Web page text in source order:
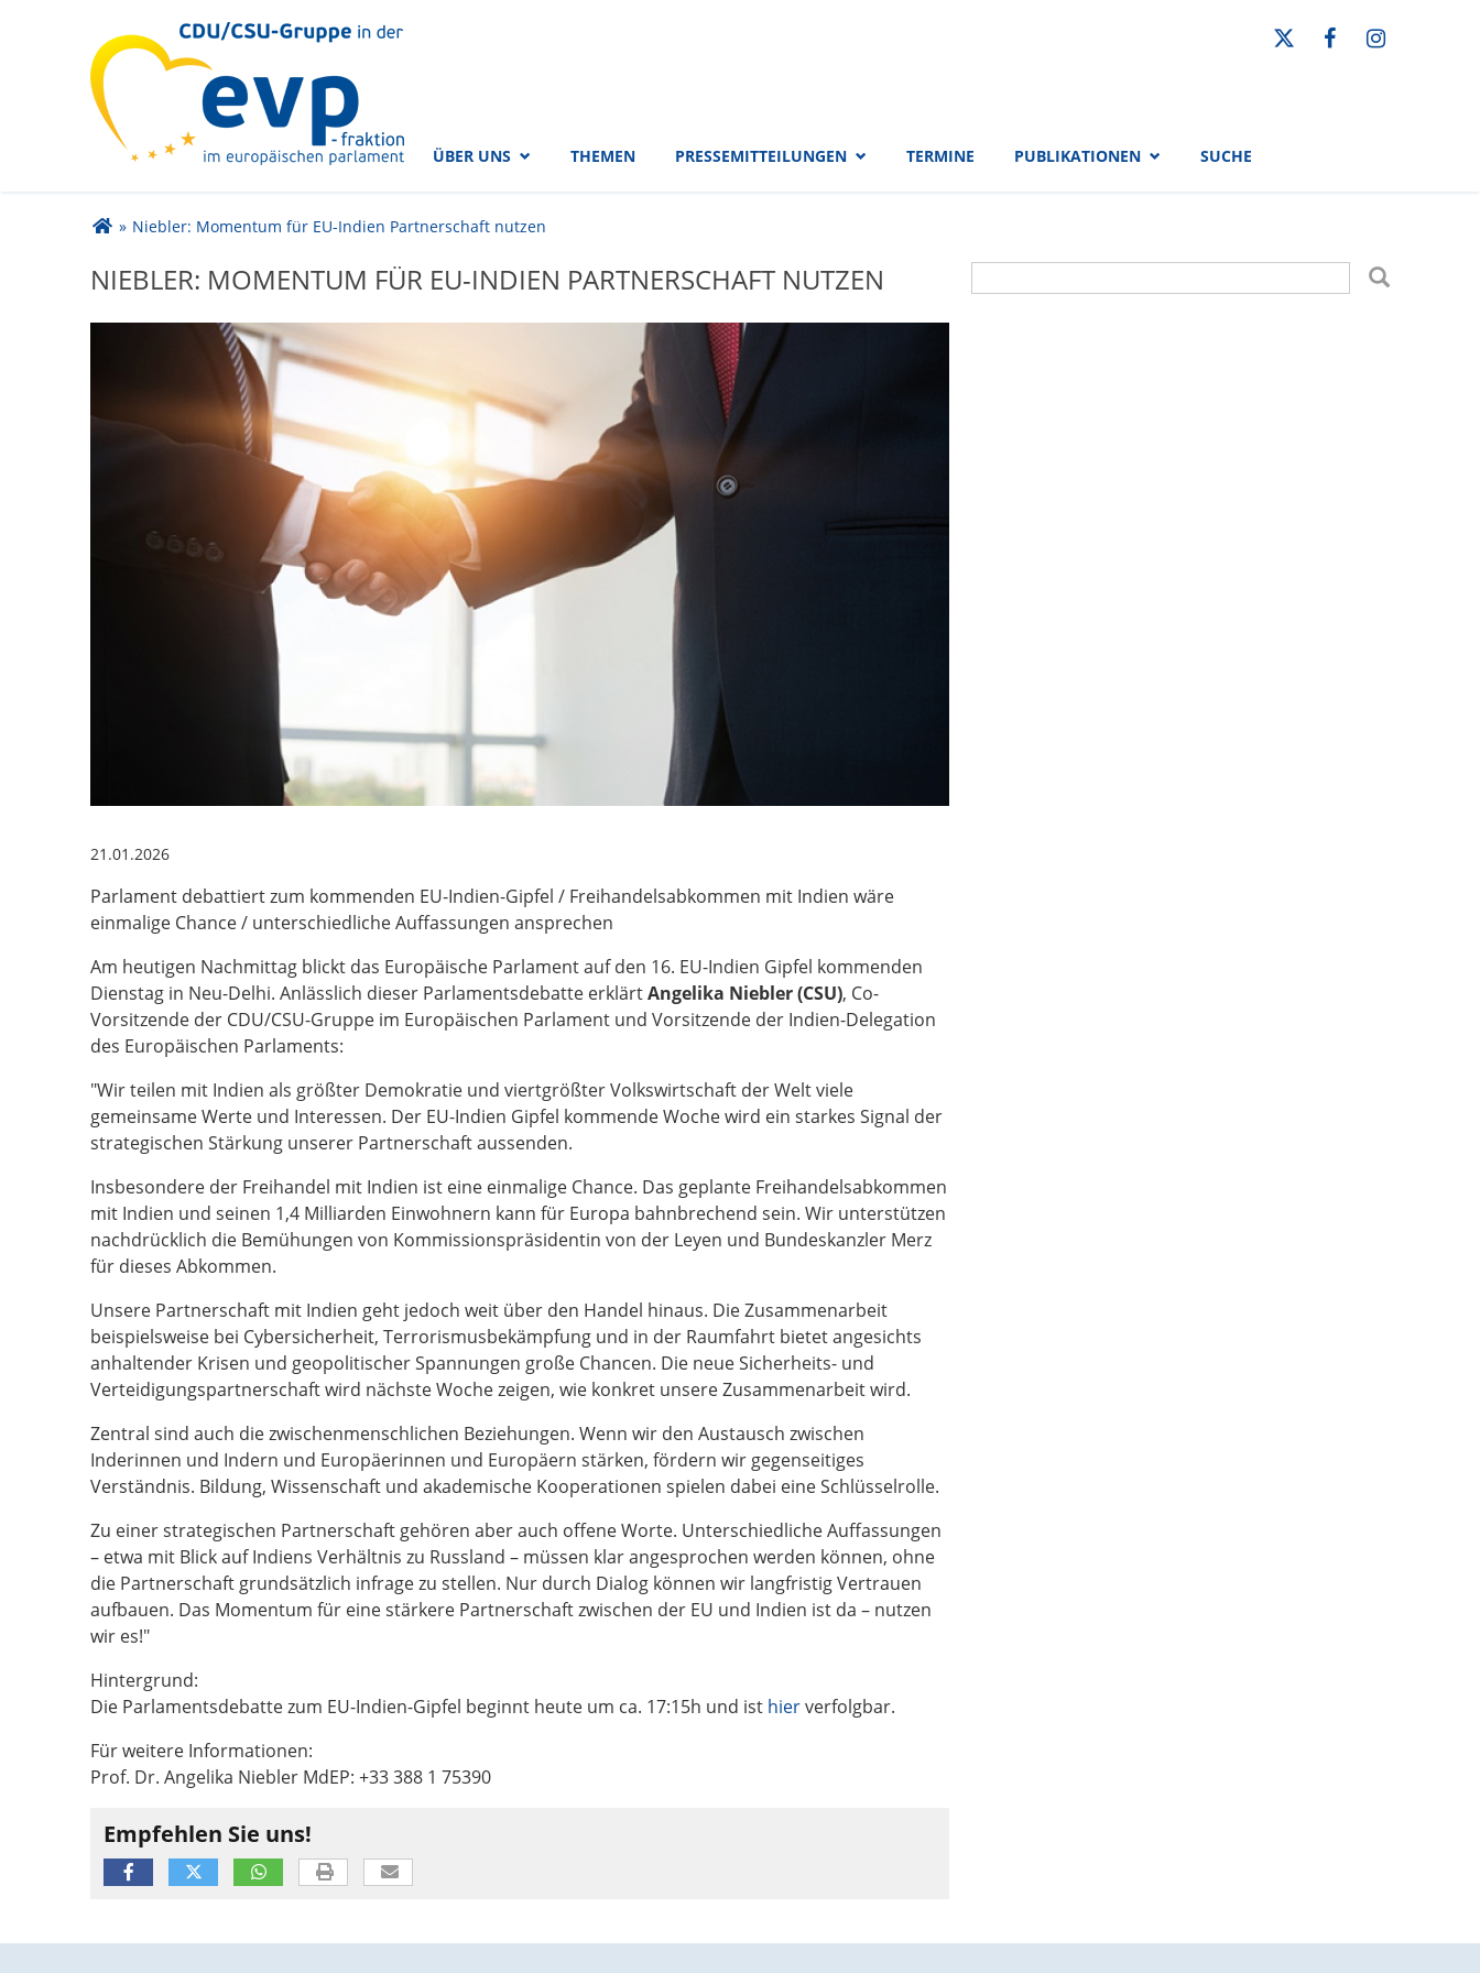
CDU/CSU-Gruppe in der EVP-Fraktion
im Europäischen Parlament
ÜBER UNS THEMEN PRESSEMITTEILUNGEN TERMINE PUBLIKATIONEN SUCHE
Sie sind hier
» Niebler: Momentum für EU-Indien Partnerschaft nutzen
NIEBLER: MOMENTUM FÜR EU-INDIEN PARTNERSCHAFT NUTZEN
21.01.2026
Parlament debattiert zum kommenden EU-Indien-Gipfel / Freihandelsabkommen mit Indien wäre
einmalige Chance / unterschiedliche Auffassungen ansprechen
Am heutigen Nachmittag blickt das Europäische Parlament auf den 16. EU-Indien Gipfel kommenden
Dienstag in Neu-Delhi. Anlässlich dieser Parlamentsdebatte erklärtAngelika Niebler (CSU), Co-
Vorsitzende der CDU/CSU-Gruppe im Europäischen Parlament und Vorsitzende der Indien-Delegation
des Europäischen Parlaments:
"Wir teilen mit Indien als größter Demokratie und viertgrößter Volkswirtschaft der Welt viele
gemeinsame Werte und Interessen. Der EU-Indien Gipfel kommende Woche wird ein starkes Signal der
strategischen Stärkung unserer Partnerschaft aussenden.
Insbesondere der Freihandel mit Indien ist eine einmalige Chance. Das geplante Freihandelsabkommen
mit Indien und seinen 1,4 Milliarden Einwohnern kann für Europa bahnbrechend sein. Wir unterstützen
nachdrücklich die Bemühungen von Kommissionspräsidentin von der Leyen und Bundeskanzler Merz
für dieses Abkommen.
Unsere Partnerschaft mit Indien geht jedoch weit über den Handel hinaus. Die Zusammenarbeit
beispielsweise bei Cybersicherheit, Terrorismusbekämpfung und in der Raumfahrt bietet angesichts
anhaltender Krisen und geopolitischer Spannungen große Chancen. Die neue Sicherheits- und
Verteidigungspartnerschaft wird nächste Woche zeigen, wie konkret unsere Zusammenarbeit wird.
Zentral sind auch die zwischenmenschlichen Beziehungen. Wenn wir den Austausch zwischen
Inderinnen und Indern und Europäerinnen und Europäern stärken, fördern wir gegenseitiges
Verständnis. Bildung, Wissenschaft und akademische Kooperationen spielen dabei eine Schlüsselrolle.
Zu einer strategischen Partnerschaft gehören aber auch offene Worte. Unterschiedliche Auffassungen
– etwa mit Blick auf Indiens Verhältnis zu Russland – müssen klar angesprochen werden können, ohne
die Partnerschaft grundsätzlich infrage zu stellen. Nur durch Dialog können wir langfristig Vertrauen
aufbauen. Das Momentum für eine stärkere Partnerschaft zwischen der EU und Indien ist da – nutzen
wir es!"
Hintergrund:
Die Parlamentsdebatte zum EU-Indien-Gipfel beginnt heute um ca. 17:15h und ist hierverfolgbar.
Für weitere Informationen:
Prof. Dr. Angelika Niebler MdEP: +33 388 1 75390
Empfehlen Sie uns!
Suchformular